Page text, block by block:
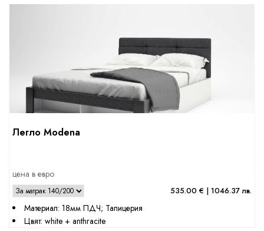
Легло Modena
цена в евро
535.00 € | 1046.37 лв.
Материал: 18мм ПДЧ; Тапицерия
Цвят: white + anthracite